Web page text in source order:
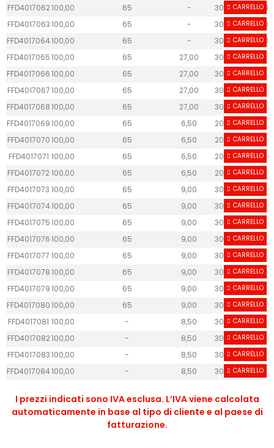
FFD4017062100,00 65 - 30 40.60
CARRELLO
FFD4017063100,00 65 - 30 40.60
CARRELLO
FFD4017064100,00 65 - 30 40.60
CARRELLO
FFD4017065100,00 65 27,00 30 26
CARRELLO
FFD4017066100,00 65 27,00 30 26
CARRELLO
FFD4017067100,00 65 27,00 30 26
CARRELLO
FFD4017068100,00 65 27,00 30 26
CARRELLO
FFD4017069100,00 65 6,50 20 37
CARRELLO
FFD4017070100,00 65 6,50 20 37
CARRELLO
FFD4017071 100,00 65 6,50 20 37
CARRELLO
FFD4017072100,00 65 6,50 20 37
CARRELLO
FFD4017073 100,00 65 9,00 30 40
CARRELLO
FFD4017074100,00 65 9,00 30 40
CARRELLO
FFD4017075100,00 65 9,00 30 40
CARRELLO
FFD4017076100,00 65 9,00 30 40
CARRELLO
FFD4017077 100,00 65 9,00 30 40
CARRELLO
FFD4017078100,00 65 9,00 30 40
CARRELLO
FFD4017079100,00 65 9,00 30 40
CARRELLO
FFD4017080100,00 65 9,00 30 40
CARRELLO
FFD4017081 100,00 - 8,50 30 60
CARRELLO
FFD4017082100,00 - 8,50 30 60
CARRELLO
FFD4017083100,00 - 8,50 30 60
CARRELLO
FFD4017084100,00 - 8,50 30 60
CARRELLO
I prezzi indicati sono IVA esclusa. L’IVA viene calcolata
automaticamente in base al tipo di cliente e al paese di
fatturazione.